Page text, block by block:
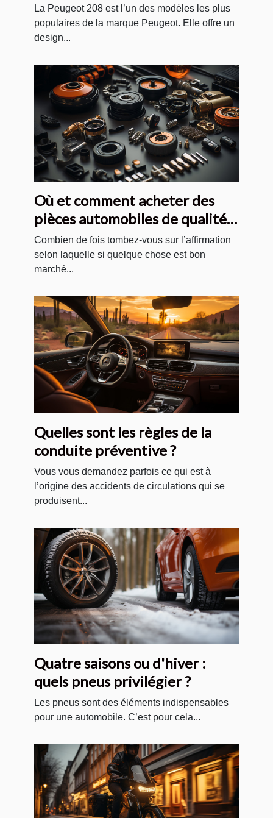
La Peugeot 208 est l’un des modèles les plus
populaires de la marque Peugeot. Elle offre un
design...
Où et comment acheter des
pièces automobiles de qualité
et pas chères ?
Combien de fois tombez-vous sur l’affirmation
selon laquelle si quelque chose est bon
marché...
Quelles sont les règles de la
conduite préventive ?
Vous vous demandez parfois ce qui est à
l’origine des accidents de circulations qui se
produisent...
Quatre saisons ou d'hiver :
quels pneus privilégier ?
Les pneus sont des éléments indispensables
pour une automobile. C’est pour cela...